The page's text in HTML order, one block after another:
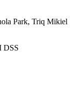
Park, Triq Mikiel